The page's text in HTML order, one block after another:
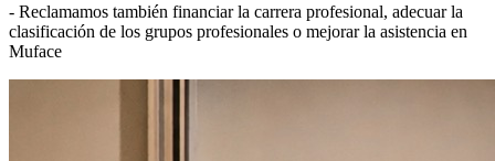
- Reclamamos también financiar la carrera profesional, adecuar la
clasificación de los grupos profesionales o mejorar la asistencia en
Muface